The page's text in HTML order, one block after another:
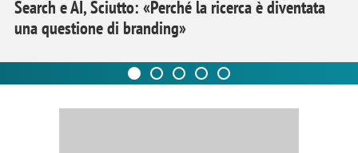
Search e AI, Sciutto: «Perché la ricerca è diventata
una questione di branding»